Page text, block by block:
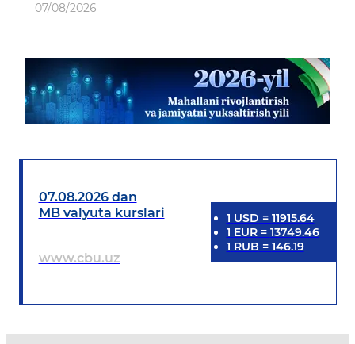
07/08/2026
07.08.2026 dan
MB valyuta kurslari
www.cbu.uz
1 USD = 11915.64
1 EUR= 13749.46
1 RUB = 146.19